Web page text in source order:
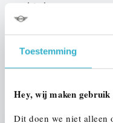
Toestemming
Hey, wij maken gebruik
Dit doen we niet alleen
Interieur
Btw/Marge